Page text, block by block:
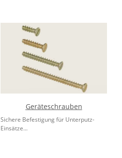
Geräteschrauben
Sichere Befestigung für Unterputz-
Einsätze...